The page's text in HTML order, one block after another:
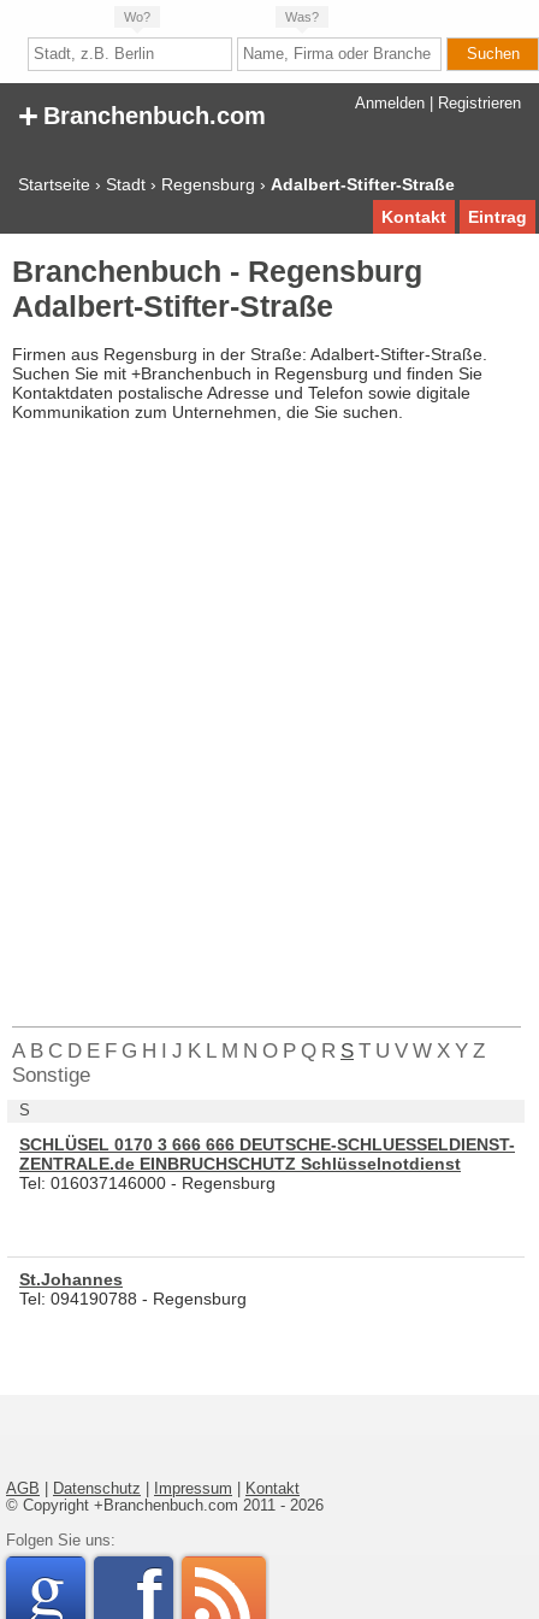
Wo? Was?
Anmelden Registrieren
+ Branchenbuch.com
Startseite › Stadt › Regensburg › Adalbert-Stifter-Straße
Eintrag
Kontakt
Branchenbuch - Regensburg
Adalbert-Stifter-Straße
Firmen aus Regensburg in der Straße: Adalbert-Stifter-Straße.
Suchen Sie mit +Branchenbuch in Regensburg und finden Sie
Kontaktdaten postalische Adresse und Telefon sowie digitale
Kommunikation zum Unternehmen, die Sie suchen.
A B C D E F G H I J K L M N O P Q R S T U V W X Y Z
Sonstige
S
SCHLÜSEL 0170 3 666 666 DEUTSCHE-SCHLUESSELDIENST-
ZENTRALE.de EINBRUCHSCHUTZ Schlüsselnotdienst
Tel: 016037146000 - Regensburg
St.Johannes
Tel: 094190788 - Regensburg
AGB Datenschutz Impressum
Kontakt
© Copyright +Branchenbuch.com 2011 - 2026
Folgen Sie uns:
google